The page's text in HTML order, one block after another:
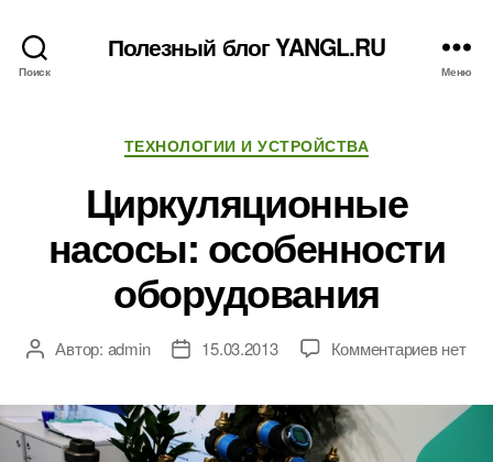
Поиск
Полезный блог YANGL.RU
Меню
Рубрики
ТЕХНОЛОГИИ И УСТРОЙСТВА
Циркуляционные
насосы: особенности
оборудования
АвторАвтор: admin
Дата15.03.2013 Комментариевк
нет